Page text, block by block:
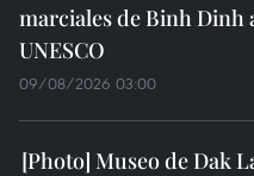
marciales de Binh Dinh
UNESCO
09/08/2026 03:00
Museo de Dak